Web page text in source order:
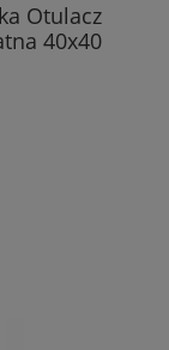
Otulacz
40x40